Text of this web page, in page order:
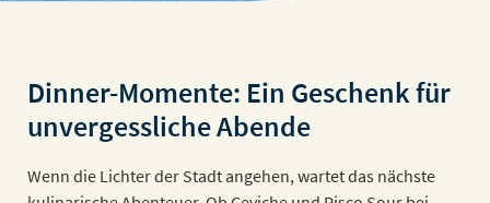
Dinner-Momente: Ein Geschenk für
unvergessliche Abende
Wenn die Lichter der Stadt angehen, wartet das nächste